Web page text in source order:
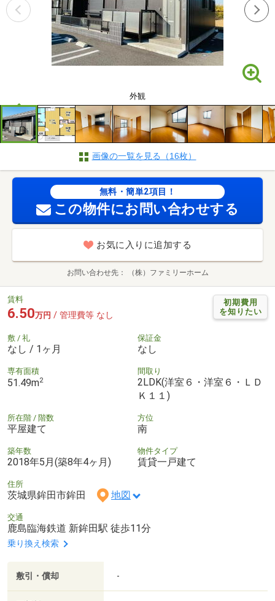
外観
画像の一覧を見る（16枚）
無料・簡単2項目！
この物件にお問い合わせする
お気に入りに追加する
お問い合わせ先 （株）ファミリーホーム
初期費用
を知りたい
賃料
6.50万円 / 管理費等 なし
敷 / 礼
なし / 1ヶ月
保証金
なし
専有面積
51.49m2
間取り
2LDK(洋室６・洋室６・ＬＤ
Ｋ１１)
所在階 / 階数
平屋建て
方位
南
築年数
2018年5月(築8年4ヶ月)
物件タイプ
賃貸一戸建て
住所
茨城県鉾田市鉾田 地図
交通
鹿島臨海鉄道 新鉾田駅 徒歩11分
乗り換え検索
敷引・償却 -